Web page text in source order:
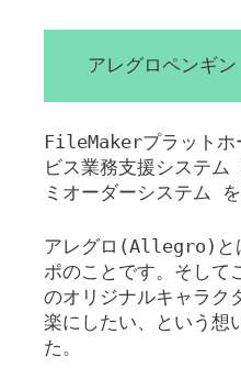
アレグロペンギン
FileMakerプラットホ
ビス業務支援システ
ミオーダーシステム を
アレグロ(Allegro)と
ポのことです。そして
のオリジナルキャラク
楽にしたい、という想
た。